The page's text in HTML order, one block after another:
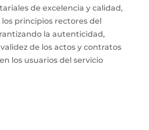
de excelencia y calidad,
principios rectores del
la autenticidad,
de los actos y contratos
los usuarios del servicio